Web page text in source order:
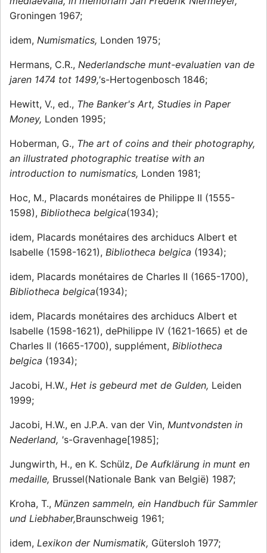
Groningen 1967;
idem, Numismatics, Londen 1975;
Hermans, C.R., Nederlandsche munt-evaluatien van de
jaren 1474 tot 1499,'s-Hertogenbosch 1846;
Hewitt, V., ed., The Banker's Art, Studies in Paper
Money, Londen 1995;
Hoberman, G., The art of coins and their photography,
an illustrated photographic treatise with an
introduction to numismatics, Londen 1981;
Hoc, M., Placards monétaires de Philippe II (1555-
1598), Bibliotheca belgica(1934);
idem, Placards monétaires des archiducs Albert et
Isabelle (1598-1621), Bibliotheca belgica (1934);
idem, Placards monétaires de Charles II (1665-1700),
Bibliotheca belgica(1934);
idem, Placards monétaires des archiducs Albert et
Isabelle (1598-1621), dePhilippe IV (1621-1665) et de
Charles II (1665-1700), supplément, Bibliotheca
belgica (1934);
Jacobi, H.W., Het is gebeurd met de Gulden, Leiden
1999;
Jacobi, H.W., en J.P.A. van der Vin, Muntvondsten in
Nederland, 's-Gravenhage[1985];
Jungwirth, H., en K. Schülz, De Aufklärung in munt en
medaille, Brussel(Nationale Bank van België) 1987;
Kroha, T., Münzen sammeln, ein Handbuch für Sammler
und Liebhaber,Braunschweig 1961;
idem, Lexikon der Numismatik, Gütersloh 1977;